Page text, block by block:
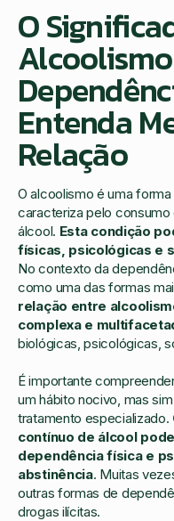
O
Entenda
Relação
O alcoolismo é uma forma
caracteriza pelo
álcool. Esta condição
físicas, psicológicas e
No contexto da
como uma das formas
relação entre
complexa e
biológicas, psicológicas,
É importante
um hábito nocivo, mas
tratamento especializado.
contínuo de álcool
dependência física e
abstinência. Muitas
outras formas de
drogas ilícitas.